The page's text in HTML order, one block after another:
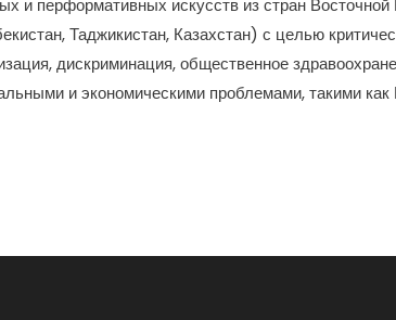
и перформативных искусств из стран
Таджикистан, Казахстан) с целью
дискриминация, общественное
и экономическими проблемами, такими